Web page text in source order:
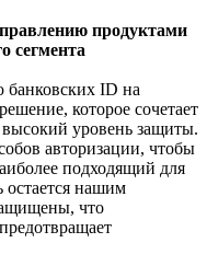
продуктами
сегмента
банковских ID на
которое сочетает
высокий уровень защиты.
авторизации, чтобы
подходящий для
остается нашим
что